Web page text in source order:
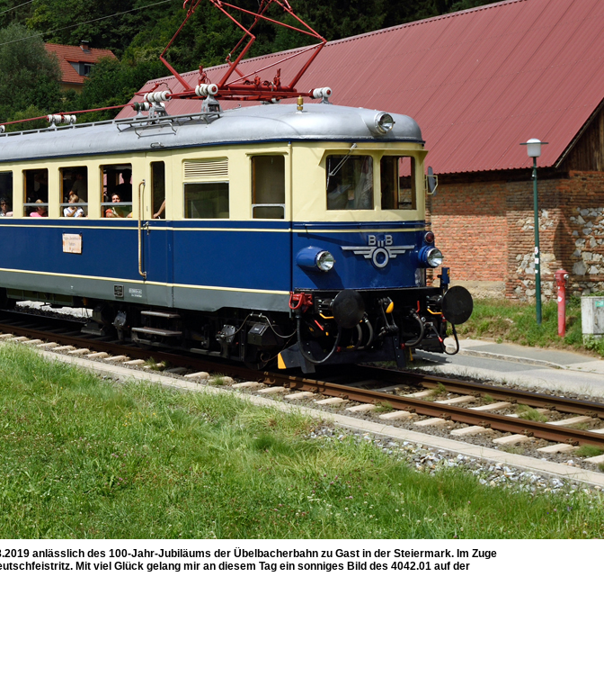
anlässlich des 100-Jahr-Jubiläums der Übelbacherbahn zu Gast in der Steiermark. Im Zuge
Mit viel Glück gelang mir an diesem Tag ein sonniges Bild des 4042.01 auf der